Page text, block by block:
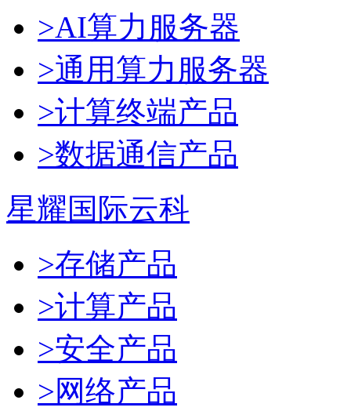
>AI算力服务器
>通用算力服务器
>计算终端产品
>数据通信产品
星耀国际云科
>存储产品
>计算产品
>安全产品
>网络产品